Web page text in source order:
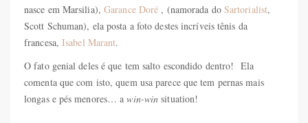
nasce em Marsilia), Garance Doré , (namorada do Sartorialist,
Scott Schuman), ela posta a foto destes incríveis tênis da
francesa, Isabel Marant.
O fato genial deles é que tem salto escondido dentro! Ela
comenta que com isto, quem usa parece que tem pernas mais
longas e pés menores… awin-win situation!